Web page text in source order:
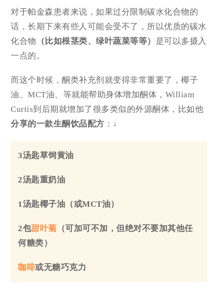
对于帕金森患者来说，如果过分限制碳水化合物的
话，长期下来有些人可能会受不了，所以优质的碳水
化合物
（比如根茎类、绿叶蔬菜等等） 是可以多摄入
一点的。
而这个时候，酮类补充剂就变得非常重要了，椰子
油、MCT油、等就能帮助身体增加酮体，William
Curtis到后期就增加了很多类似的外源酮体，比如他
分享的一款生酮饮品配方 ：↓
3汤匙草饲黄油
2汤匙重奶油
1汤匙椰子油 （或MCT油）
2包甜叶菊 （可加可不加，但绝对不要加其他任
何糖类）
咖啡或无糖巧克力